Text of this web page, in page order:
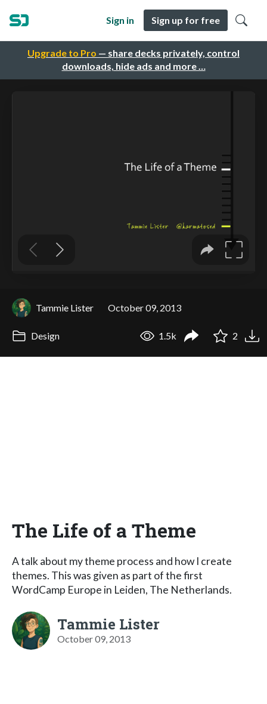
Upgrade to Pro — share decks privately, control
downloads, hide ads and more …
Sign in Sign up for free
Tammie Lister October 09, 2013
Design 1.5k 2
The Life of a Theme
A talk about my theme process and how I create
themes. This was given as part of the first
WordCamp Europe in Leiden, The Netherlands.
Tammie Lister
October 09, 2013